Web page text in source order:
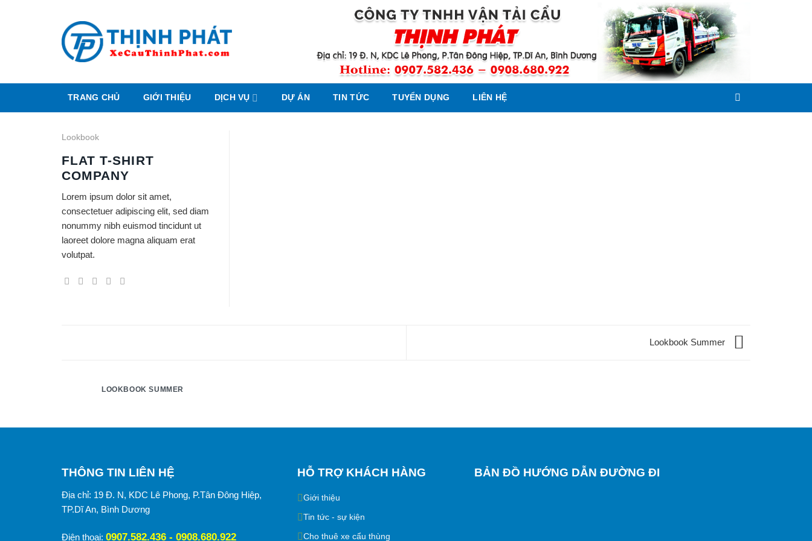
TRANG CHỦ GIỚI THIỆU DỊCH VỤ DỰ ÁN TIN TỨC TUYỂN DỤNG LIÊN HỆ
Lookbook
FLAT T-SHIRT
COMPANY
Lorem ipsum dolor sit amet,
consectetuer adipiscing elit, sed diam
nonummy nibh euismod tincidunt ut
laoreet dolore magna aliquam erat
volutpat.
Lookbook Summer
LOOKBOOK SUMMER
THÔNG TIN LIÊN HỆ
Địa chỉ: 19 Đ. N, KDC Lê Phong, P.Tân Đông Hiệp,
TP.Dĩ An, Bình Dương
Điện thoại: 0907.582.436 - 0908.680.922
HỖ TRỢ KHÁCH HÀNG
Giới thiệu
Tin tức - sự kiện
Cho thuê xe cẩu thùng
BẢN ĐỒ HƯỚNG DẪN ĐƯỜNG ĐI